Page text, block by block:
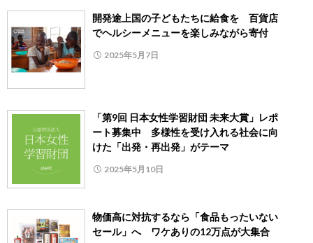
開発途上国の⼦どもたちに給⾷を 百貨店
でヘルシーメニューを楽しみながら寄付
2025年5月7日
「第9回 日本女性学習財団 未来大賞」レポ
ート募集中 多様性を受け入れる社会に向
けた「出発・再出発」がテーマ
2025年5月10日
物価高に対抗するなら「食品もったいない
セール」へ ワケありの12万点が大集合